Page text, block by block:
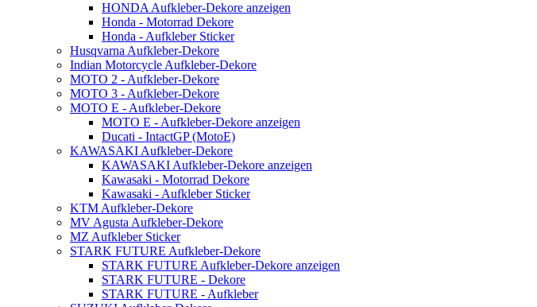
HONDA Aufkleber-Dekore anzeigen
Honda - Motorrad Dekore
Honda - Aufkleber Sticker
Husqvarna Aufkleber-Dekore
Indian Motorcycle Aufkleber-Dekore
MOTO 2 - Aufkleber-Dekore
MOTO 3 - Aufkleber-Dekore
MOTO E - Aufkleber-Dekore
MOTO E - Aufkleber-Dekore anzeigen
Ducati - IntactGP (MotoE)
KAWASAKI Aufkleber-Dekore
KAWASAKI Aufkleber-Dekore anzeigen
Kawasaki - Motorrad Dekore
Kawasaki - Aufkleber Sticker
KTM Aufkleber-Dekore
MV Agusta Aufkleber-Dekore
MZ Aufkleber Sticker
STARK FUTURE Aufkleber-Dekore
STARK FUTURE Aufkleber-Dekore anzeigen
STARK FUTURE - Dekore
STARK FUTURE - Aufkleber